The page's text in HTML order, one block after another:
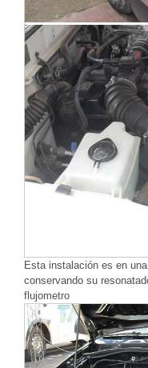
Esta instalación es en
conservando su
flujometro